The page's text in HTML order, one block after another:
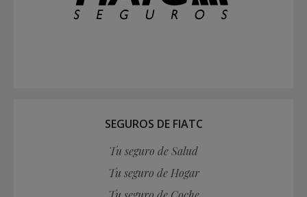
SEGUROS DE FIATC
Tu seguro de Salud
Tu seguro de Hogar